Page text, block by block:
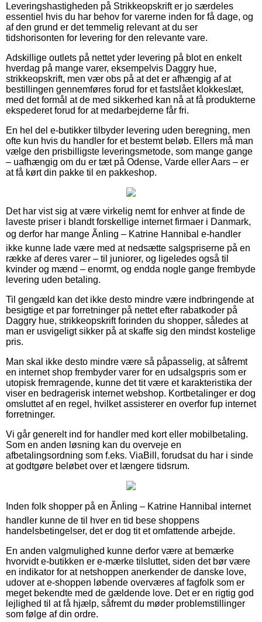
Leveringshastigheden på Strikkeopskrift er jo særdeles
essentiel hvis du har behov for varerne inden for få dage, og
af den grund er det temmelig relevant at du ser
tidshorisonten for levering for den relevante vare.
Adskillige outlets på nettet yder levering på blot en enkelt
hverdag på mange varer, eksempelvis Daggry hue,
strikkeopskrift, men vær obs på at det er afhængig af at
bestillingen gennemføres forud for et fastslået klokkeslæt,
med det formål at de med sikkerhed kan nå at få produkterne
ekspederet forud for at medarbejderne får fri.
En hel del e-butikker tilbyder levering uden beregning, men
ofte kun hvis du handler for et bestemt beløb. Ellers må man
vælge den prisbilligste leveringsmetode, som mange gange
– uafhængig om du er tæt på Odense, Varde eller Aars – er
at få kørt din pakke til en pakkeshop.
Det har vist sig at være virkelig nemt for enhver at finde de
laveste priser i blandt forskellige internet firmaer i Danmark,
og derfor har mange Ãnling – Katrine Hannibal e-handler
ikke kunne lade være med at nedsætte salgspriserne på en
række af deres varer – til juniorer, og ligeledes også til
kvinder og mænd – enormt, og endda nogle gange frembyde
levering uden betaling.
Til gengæld kan det ikke desto mindre være indbringende at
besigtige et par forretninger på nettet efter rabatkoder på
Daggry hue, strikkeopskrift forinden du shopper, således at
man er usvigeligt sikker på at skaffe sig den mindst kostelige
pris.
Man skal ikke desto mindre være så påpasselig, at såfremt
en internet shop frembyder varer for en udsalgspris som er
utopisk fremragende, kunne det tit være et karakteristika der
viser en bedragerisk internet webshop. Kortbetalinger er dog
omsluttet af en regel, hvilket assisterer en overfor fup internet
forretninger.
Vi går generelt ind for handler med kort eller mobilbetaling.
Som en anden løsning kan du overveje en
afbetalingsordning som f.eks. ViaBill, forudsat du har i sinde
at godtgøre beløbet over et længere tidsrum.
Inden folk shopper på en Ãnling – Katrine Hannibal internet
handler kunne de til hver en tid bese shoppens
handelsbetingelser, det er dog tit et omfattende arbejde.
En anden valgmulighed kunne derfor være at bemærke
hvorvidt e-butikken er e-mærke tilsluttet, siden det bør være
en indikator for at netshoppen anerkender de danske love,
udover at e-shoppen løbende overværes af fagfolk som er
meget bekendte med de gældende love. Det er en rigtig god
lejlighed til at få hjælp, såfremt du møder problemstillinger
som følge af din ordre.